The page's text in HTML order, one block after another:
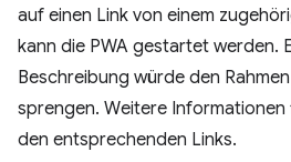
auf einen Link von einem
kann die PWA gestartet werden.
Beschreibung würde den
sprengen. Weitere
den entsprechenden Links.